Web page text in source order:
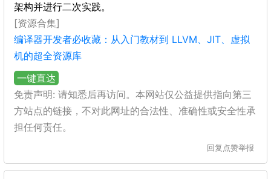
架构并进行二次实践。
[资源合集]
编译器开发者必收藏：从入门教材到 LLVM、JIT、虚拟
机的超全资源库
一键直达
免责声明: 请知悉后再访问。本网站仅公益提供指向第三
方站点的链接，不对此网址的合法性、准确性或安全性承
担任何责任。
回复 点赞举报